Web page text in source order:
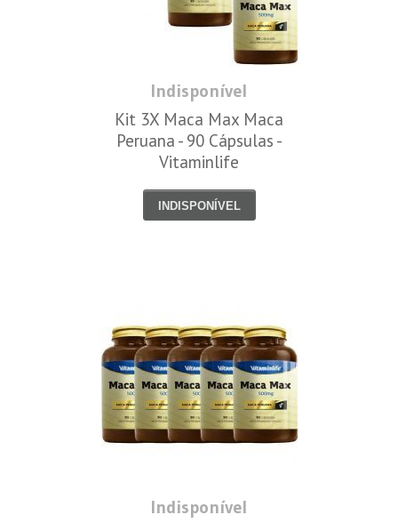
Indisponível
Kit 3X Maca Max Maca
Peruana - 90 Cápsulas -
Vitaminlife
INDISPONÍVEL
Indisponível